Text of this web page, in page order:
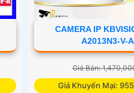
CAMERA IP
A2013N3-V-A
Giá Bán:
Giá Khuyến Mại: